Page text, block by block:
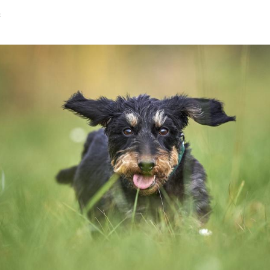
öffnen/schließen